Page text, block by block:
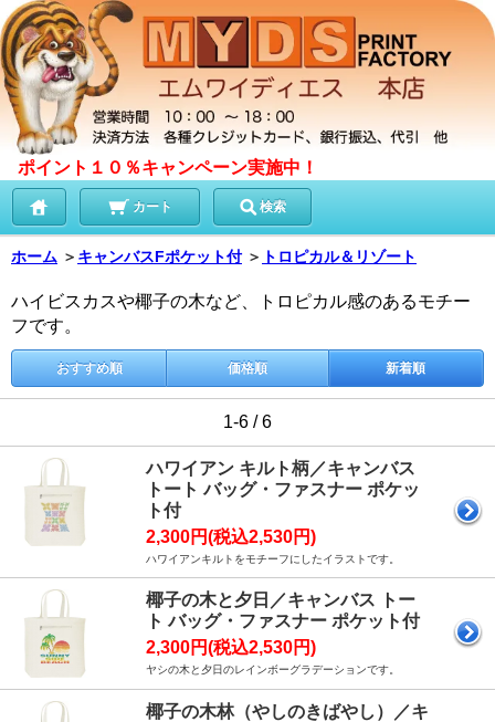
ポイント１０％キャンペーン実施中！
カート 検索
ホーム ＞ キャンバスFポケット付 ＞ トロピカル＆リゾート
ハイビスカスや椰子の木など、トロピカル感のあるモチー
フです。
おすすめ順 価格順 新着順
1-6 / 6
ハワイアン キルト柄／キャンバス
トート バッグ・ファスナー ポケッ
ト付
2,300円(税込2,530円)
ハワイアンキルトをモチーフにしたイラストです。
椰子の木と夕日／キャンバス トー
ト バッグ・ファスナー ポケット付
2,300円(税込2,530円)
ヤシの木と夕日のレインボーグラデーションです。
椰子の木林（やしのきばやし）／キ